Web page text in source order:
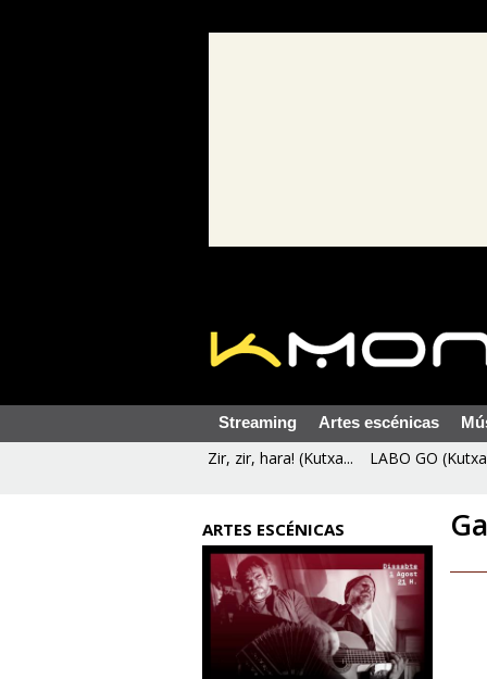
Streaming Artes escénicas
Zir, zir, hara! (Kutxa... LABO GO
ARTES ESCÉNICAS